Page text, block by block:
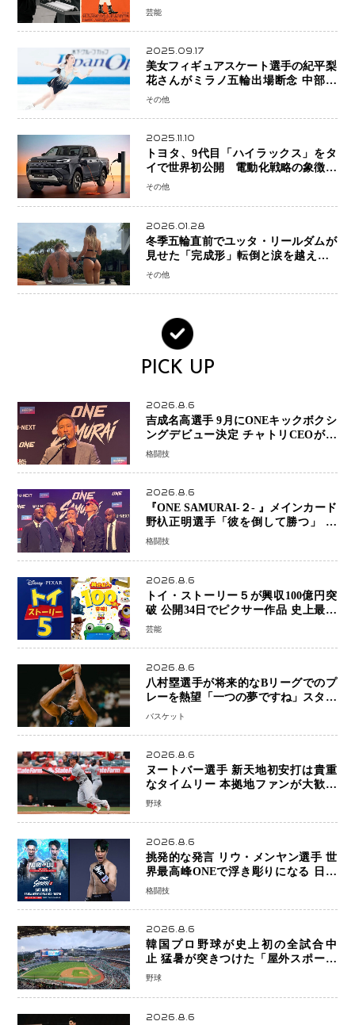
の大惨事コメディ「DIGGER ディガ
芸能
2025.09.17
美女フィギュアスケート選手の紀平梨
花さんがミラノ五輪出場断念 中部選
手権欠場を発表「安全最優先の判断」
その他
2025.11.10
トヨタ、9代目「ハイラックス」をタ
イで世界初公開 電動化戦略の象徴と
なるBEVモデルを初設定
その他
2026.01.28
冬季五輪直前でユッタ・リールダムが
見せた「完成形」転倒と涙を越えて─
ミラノで金を狙うオランダ女王の現在
その他
PICK UP
2026.8.6
吉成名高選手 9月にONEキックボクシ
ングデビュー決定 チャトリCEOがサ
プライズ発表 2カ月連続参戦へ
格闘技
2026.8.6
『ONE SAMURAI-２- 』メインカード
野杁正明選手「彼を倒して勝つ」 リ
ウ・メンヤンとの因縁に決着へ 再起
初戦
格闘技
2026.8.6
トイ・ストーリー５が興収100億円突
破 公開34日でピクサー作品 史上最速
日本歴代シリーズ最高更新も目前
芸能
2026.8.6
八村塁選手が将来的なBリーグでのプ
レーを熱望「一つの夢ですね」スター
帰還がリーグ価値を押し上げる可能性
バスケット
2026.8.6
ヌートバー選手 新天地初安打は貴重
なタイムリー 本拠地ファンが大歓声
笑顔で歓喜
野球
2026.8.6
挑発的な発言 リウ・メンヤン選手 世
界最高峰ONEで浮き彫りになる 日本
キックボクシングが直面する“技術
格闘技
2026.8.6
韓国プロ野球が史上初の全試合中
止 猛暑が突きつけた「屋外スポーツ
の限界」 日本発のドーム型施設時代
野球
2026.8.6